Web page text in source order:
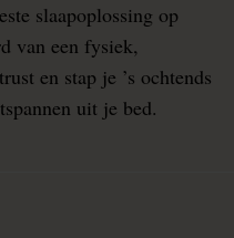
slaapoplossing op
van een fysiek,
en stap je ’s ochtends
uit je bed.